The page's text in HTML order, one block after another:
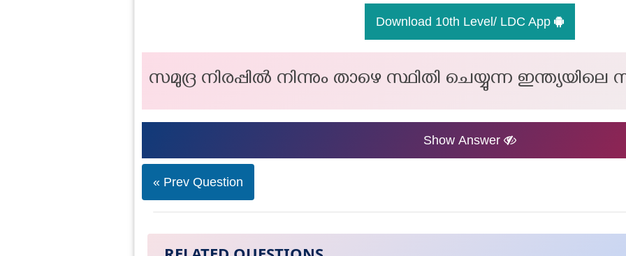
Download 10th Level/ LDC App
സമുദ്ര നിരപ്പില്‍ നിന്നും താഴെ സ്ഥിതി ചെയ്യുന്ന ഇന്ത്യയിലെ
Show Answer
« Prev Question